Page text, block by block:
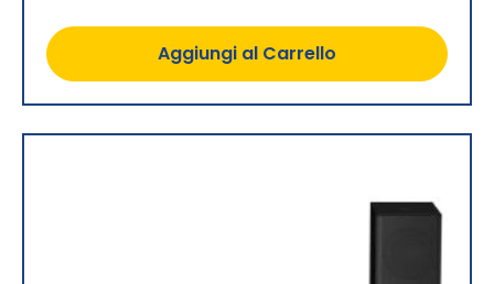
Aggiungi al Carrello